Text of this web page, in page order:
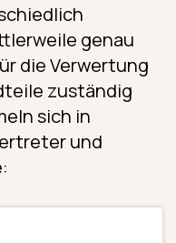
genau
die Verwertung
zuständig
sich in
und